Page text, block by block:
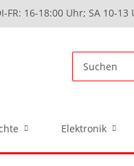
FR: 16-18:00 Uhr; SA 10-13
Elektronik